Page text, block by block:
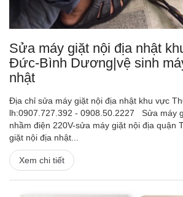
Sửa máy giặt nội địa nhật
Đức-Bình Dương|vệ sinh
nhật
Địa chỉ sửa máy giặt nội địa nhật khu vực
lh:0907.727.392 - 0908.50.2227 Sửa máy
nhầm điện 220V-sửa máy giặt nội địa quận
giặt nội địa nhật...
Xem chi tiết